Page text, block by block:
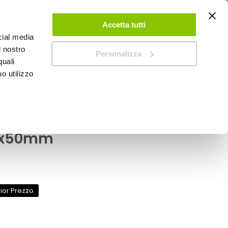
media
nostro
utilizzo
Accetta tutti
Personalizza
ACCEDI CREA UN ACCOUNT CONTATTACI
Prezzo